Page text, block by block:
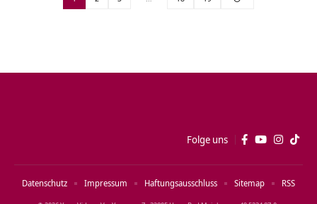
Folge uns
Datenschutz Impressum Haftungsausschluss Sitemap RSS